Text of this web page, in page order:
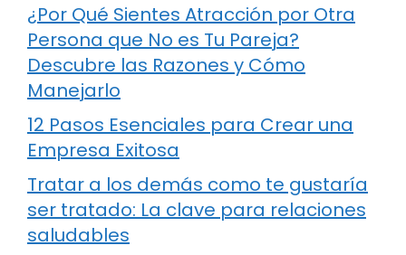
¿Por Qué Sientes Atracción por Otra
Persona que No es Tu Pareja?
Descubre las Razones y Cómo
Manejarlo
12 Pasos Esenciales para Crear una
Empresa Exitosa
Tratar a los demás como te gustaría
ser tratado: La clave para relaciones
saludables